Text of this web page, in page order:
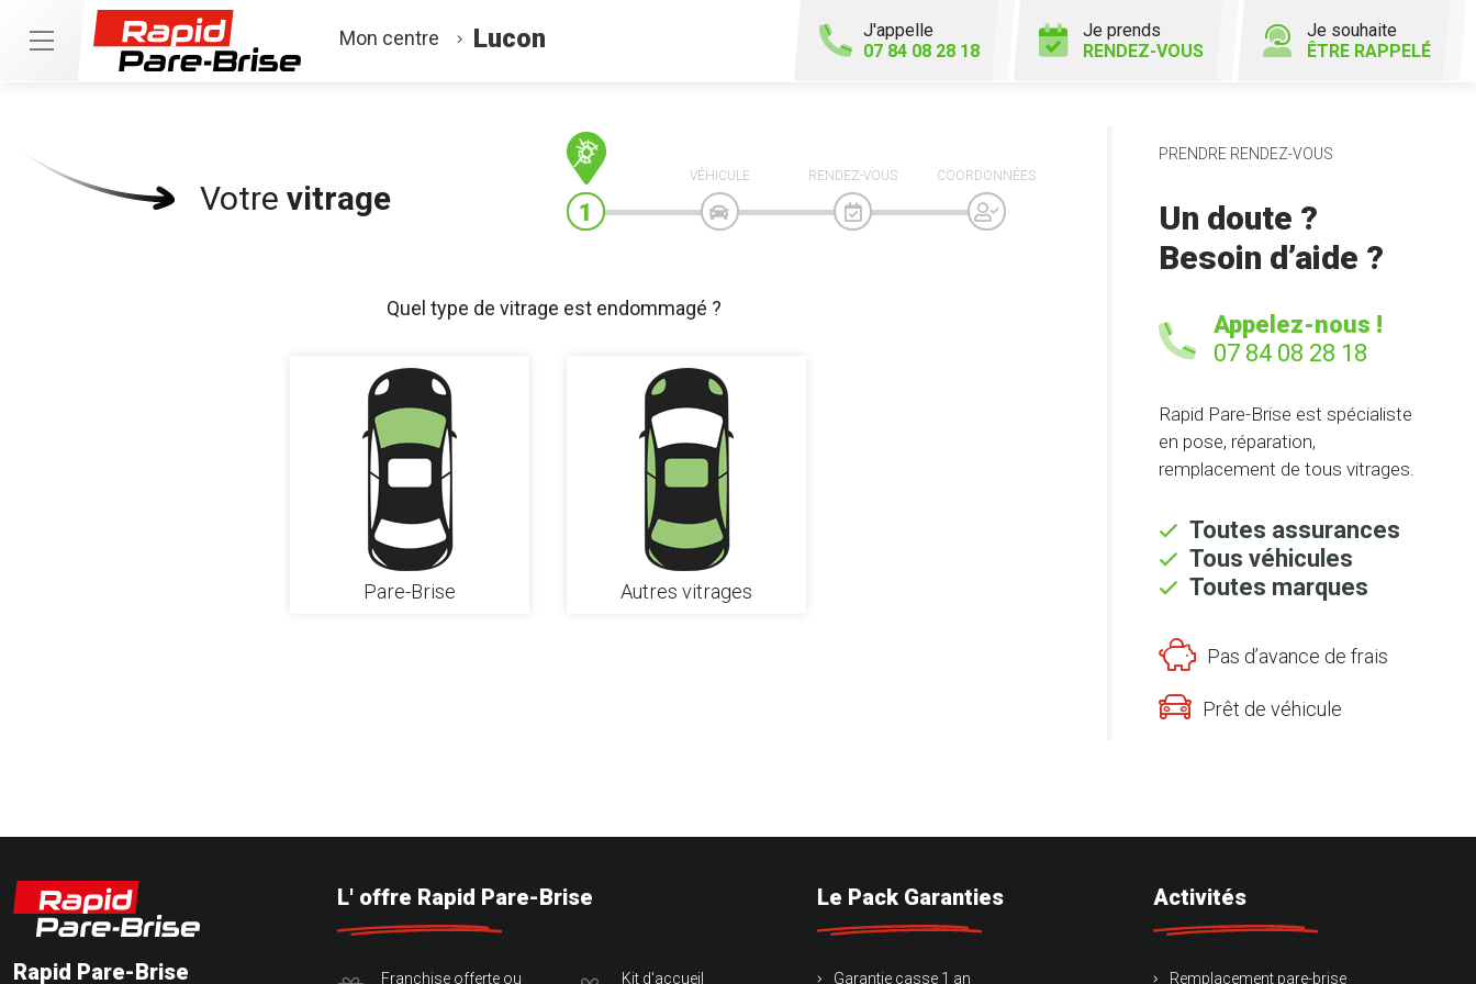
Mon centre Lucon
J'appelle
07 84 08 28 18
Je prends
RENDEZ-VOUS
Je souhaite
ÊTRE RAPPELÉ
Votre vitrage
VÉHICULE RENDEZ-VOUS COORDONNÉES
Quel type de vitrage est endommagé ?
Pare-Brise Autres vitrages
PRENDRE RENDEZ-VOUS
Un doute ?
Besoin d’aide ?
Appelez-nous !
07 84 08 28 18
Rapid Pare-Brise est spécialiste
en pose, réparation,
remplacement de tous vitrages.
Toutes assurances
Tous véhicules
Toutes marques
Pas d’avance de frais
Prêt de véhicule
Rapid Pare-Brise
L' offre Rapid Pare-Brise
Franchise offerte ou Kit d'accueil
Le Pack Garanties
Garantie casse 1 an
Activités
Remplacement pare-brise